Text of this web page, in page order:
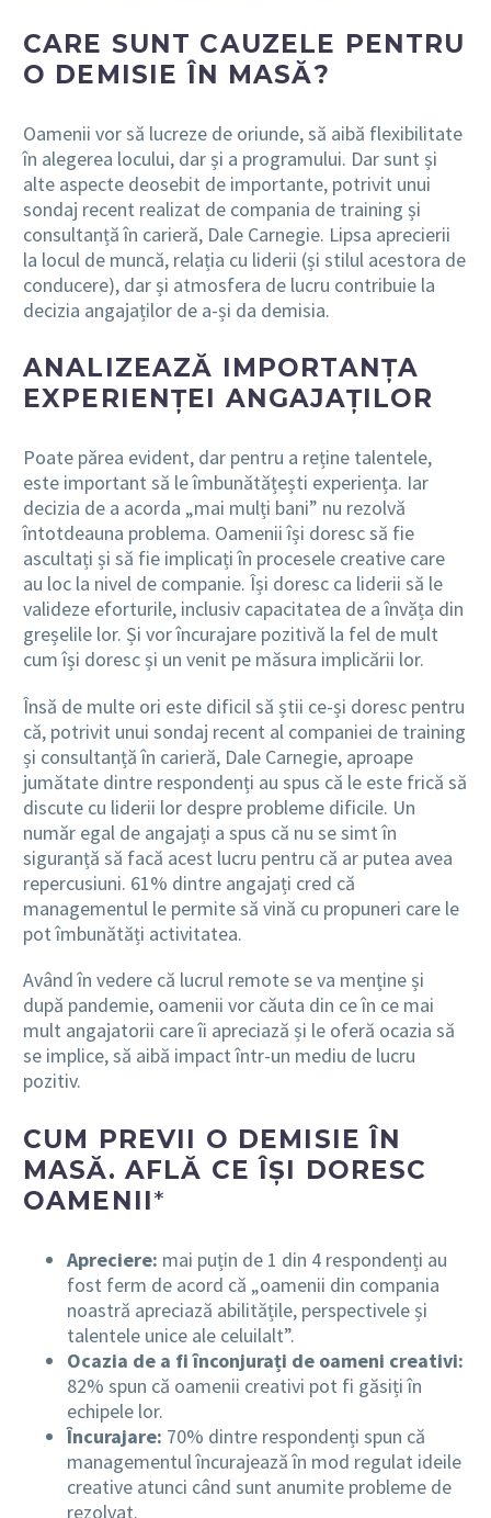
CARE SUNT CAUZELE PENTRU
O DEMISIE ÎN MASĂ?
Oamenii vor să lucreze de oriunde, să aibă flexibilitate
în alegerea locului, dar și a programului. Dar sunt și
alte aspecte deosebit de importante, potrivit unui
sondaj recent realizat de compania de training și
consultanță în carieră, Dale Carnegie. Lipsa aprecierii
la locul de muncă, relația cu liderii (și stilul acestora de
conducere), dar și atmosfera de lucru contribuie la
decizia angajaților de a-și da demisia.
ANALIZEAZĂ IMPORTANȚA
EXPERIENȚEI ANGAJAȚILOR
Poate părea evident, dar pentru a reține talentele,
este important să le îmbunătățești experiența. Iar
decizia de a acorda „mai mulți bani” nu rezolvă
întotdeauna problema. Oamenii își doresc să fie
ascultați și să fie implicați în procesele creative care
au loc la nivel de companie. Își doresc ca liderii să le
valideze eforturile, inclusiv capacitatea de a învăța din
greșelile lor. Și vor încurajare pozitivă la fel de mult
cum își doresc și un venit pe măsura implicării lor.
Însă de multe ori este dificil să știi ce-și doresc pentru
că, potrivit unui sondaj recent al companiei de training
și consultanță în carieră, Dale Carnegie, aproape
jumătate dintre respondenți au spus că le este frică să
discute cu liderii lor despre probleme dificile. Un
număr egal de angajați a spus că nu se simt în
siguranță să facă acest lucru pentru că ar putea avea
repercusiuni. 61% dintre angajați cred că
managementul le permite să vină cu propuneri care le
pot îmbunătăți activitatea.
Având în vedere că lucrul remote se va menține și
după pandemie, oamenii vor căuta din ce în ce mai
mult angajatorii care îi apreciază și le oferă ocazia să
se implice, să aibă impact într-un mediu de lucru
pozitiv.
CUM PREVII O DEMISIE ÎN
MASĂ. AFLĂ CE ÎȘI DORESC
OAMENII*
Apreciere: mai puțin de 1 din 4 respondenți au
fost ferm de acord că „oamenii din compania
noastră apreciază abilitățile, perspectivele și
talentele unice ale celuilalt”.
Ocazia de a fi înconjurați de oameni creativi:
82% spun că oamenii creativi pot fi găsiți în
echipele lor.
Încurajare: 70% dintre respondenți spun că
managementul încurajează în mod regulat ideile
creative atunci când sunt anumite probleme de
rezolvat.